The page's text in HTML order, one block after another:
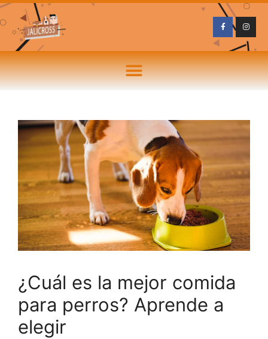
¿Cuál es la mejor comida
para perros? Aprende a
elegir